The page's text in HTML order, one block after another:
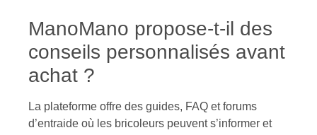
ManoMano propose-t-il des
conseils personnalisés avant
achat ?
La plateforme offre des guides, FAQ et forums
d’entraide où les bricoleurs peuvent s’informer et